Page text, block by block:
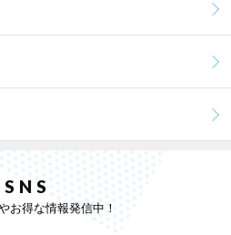
SNS
お得な情報発信中！